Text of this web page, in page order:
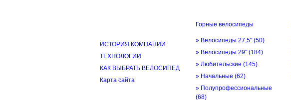
ИСТОРИЯ КОМПАНИИ
ТЕХНОЛОГИИ
КАК ВЫБРАТЬ ВЕЛОСИПЕД
Карта сайта
Горные велосипеды
» Велосипеды 27,5" (50)
» Велосипеды 29" (184)
» Любительские (145)
» Начальные (62)
» Полупрофессиональные
(68)